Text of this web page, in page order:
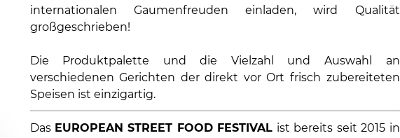
internationalen Gaumenfreuden einladen, wird Qualität
großgeschrieben!
Die Produktpalette und die Vielzahl und Auswahl an
verschiedenen Gerichten der direkt vor Ort frisch zubereiteten
Speisen ist einzigartig.
Das EUROPEAN STREET FOOD FESTIVAL ist bereits seit 2015 in